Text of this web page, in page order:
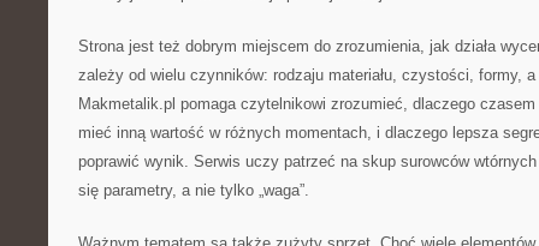
Strona jest też dobrym miejscem do zrozumienia, jak działa
zależy od wielu czynników: rodzaju materiału, czystości, formy,
Makmetalik.pl pomaga czytelnikowi zrozumieć, dlaczego
mieć inną wartość w różnych momentach, i dlaczego lepsza
poprawić wynik. Serwis uczy patrzeć na skup surowców
się parametry, a nie tylko „waga”.